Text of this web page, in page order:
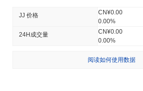
JJ 价格
CN¥0.00
0.00%
24H成交量
CN¥0.00
0.00%
阅读如何使用数据